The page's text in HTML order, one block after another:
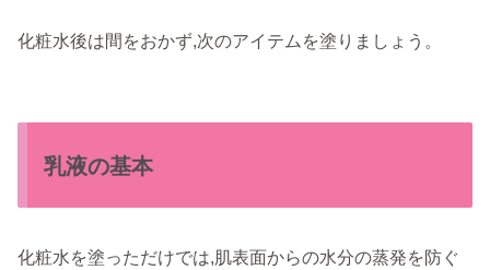
化粧水後は間をおかず,次のアイテムを塗りましょう。
乳液の基本
化粧水を塗っただけでは,肌表面からの水分の蒸発を防ぐ